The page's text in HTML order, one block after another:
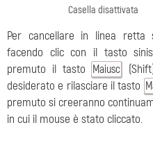
Casella disattivata
Per cancellare in linea retta
facendo clic con il tasto
premuto il tasto Maiusc
desiderato e rilasciare il tasto
premuto si creeranno
in cui il mouse è stato cliccato.